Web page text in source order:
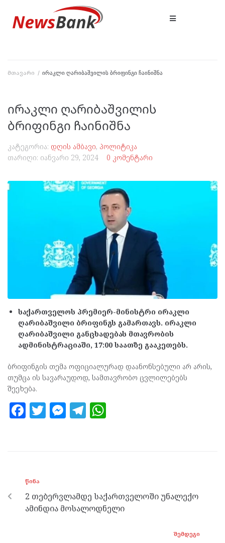
მთავარი / ირაკლი ღარიბაშვილის ბრიფინგი ჩაინიშნა
ირაკლი ღარიბაშვილის
ბრიფინგი ჩაინიშნა
კატეგორია: დღის ამბავი, პოლიტიკა
თარიღი: იანვარი 29, 2024 0 კომენტარი
საქართველოს პრემიერ-მინისტრი ირაკლი
ღარიბაშვილი ბრიფინგს გამართავს. ირაკლი
ღარიბაშვილი განცხადებას მთავრობის
ადმინისტრაციაში, 17:00 საათზე გააკეთებს.
ბრიფინგის თემა ოფიციალურად დაანონსებული არ არის,
თუმცა ის სავარაუდოდ, სამთავრობო ცვლილებებს
შეეხება.
F
o
o
k
T M
er
T
m p
p
ᲬᲘᲜᲐ
2 თებერვლამდე საქართველოში უნალექო
ამინდია მოსალოდნელი
ᲨᲔᲛᲓᲔᲒᲘ